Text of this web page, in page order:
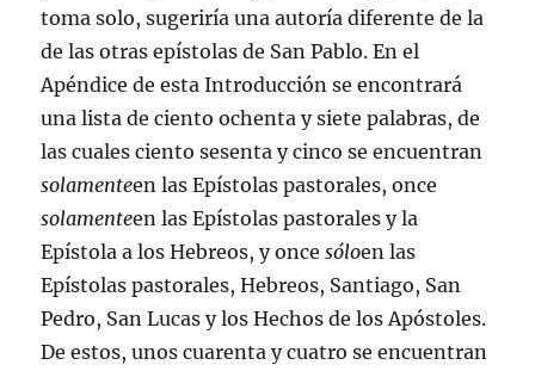
toma solo, sugeriría una autoría diferente de la
de las otras epístolas de San Pablo. En el
Apéndice de esta Introducción se encontrará
una lista de ciento ochenta y siete palabras, de
las cuales ciento sesenta y cinco se encuentran
solamenteen las Epístolas pastorales, once
solamenteen las Epístolas pastorales y la
Epístola a los Hebreos, y oncesóloen las
Epístolas pastorales, Hebreos, Santiago, San
Pedro, San Lucas y los Hechos de los Apóstoles.
De estos, unos cuarenta y cuatro se encuentran